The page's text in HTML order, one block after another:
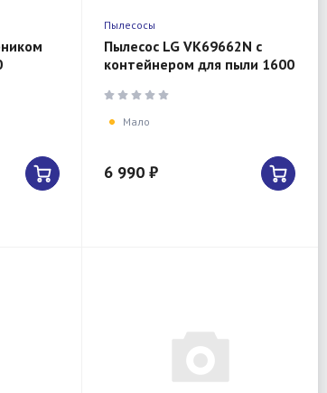
Пылесосы
Пылесос LG VK69662N с
контейнером для пыли 1600
Мало
6 990 ₽